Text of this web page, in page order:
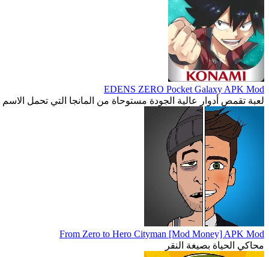
EDENS ZERO Pocket Galaxy APK Mod
لعبة تقمص أدوار عالية الجودة مستوحاة من المانجا التي تحمل
From Zero to Hero Cityman [Mod Money] APK Mod
محاكي الحياة بصيغة النقر